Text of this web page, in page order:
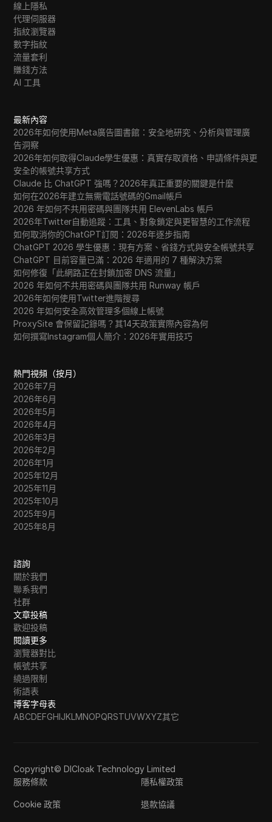
Tumblr
Twitch
Twitter/X
Upwork
Vimeo
VKontakte
Walmart Marketplace
Wayfair
WebMoney
WeChat
Western Union
WhatsApp Business
Wish
Yahoo Gemini
YouTube Premium
Zalando
Zelle
線上隱私
代理伺服器
指紋瀏覽器
數字指紋
流量套利
賺錢方法
AI 工具
最新內容
2026年如何使用Meta廣告圖書館：安全地研究、分析與管理廣
告洞察
2026年如何取得Claude學生優惠：真實存取資格、申請條件與更
安全的帳號共享方式
Claude 比 ChatGPT 強嗎？2026年真正重要的關鍵是什麼
如何在2026年建立無需電話號碼的Gmail帳戶
2026 年如何不共用密碼與團隊共用 ElevenLabs 帳戶
2026年Twitter自動追蹤：工具、對象鎖定與更智慧的工作流程
如何取消你的ChatGPT訂閱：2026年逐步指南
ChatGPT 2026 學生優惠：現有方案、省錢方式與安全帳號共享
ChatGPT 目前容量已滿：2026 年適用的 7 種解決方案
如何修復「此網路正在封鎖加密 DNS 流量」
2026 年如何不共用密碼與團隊共用 Runway 帳戶
2026年如何使用Twitter進階搜尋
2026 年如何安全高效管理多個線上帳號
ProxySite 會保留記錄嗎？其14天政策實際內容為何
如何撰寫Instagram個人簡介：2026年實用技巧
熱門視頻（按月）
2026年7月
2026年6月
2026年5月
2026年4月
2026年3月
2026年2月
2026年1月
2025年12月
2025年11月
2025年10月
2025年9月
2025年8月
諮詢
關於我們
聯系我們
社群
文章投稿
歡迎投稿
閱讀更多
瀏覽器對比
帳號共享
繞過限制
術語表
博客字母表
ABCDEFGHIJKLMNOPQRSTUVWXYZ其它
Copyright© DICloak Technology Limited
服務條款
隱私權政策
Cookie 政策 退款協議